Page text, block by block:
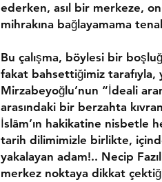
ederken, asıl bir merkeze,
mihrakına bağlayamama
Bu çalışma, böylesi bir
fakat bahsettiğimiz tarafıyla,
Mirzabeyoğlu’nun “İdeali
arasındaki bir berzahta
İslâm’ın hakikatine nisbetle
tarih dilimimizle birlikte, içinde
yakalayan adam!.. Necip
merkez noktaya dikkat